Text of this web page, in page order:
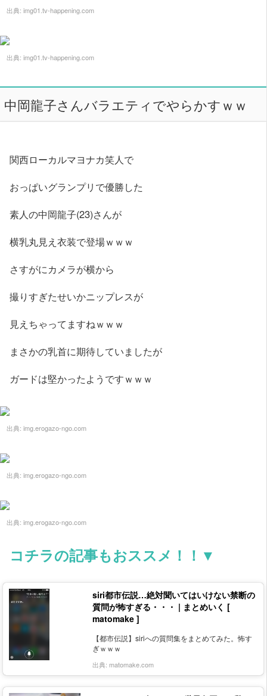
出典: img01.tv-happening.com
出典: img01.tv-happening.com
中岡龍子さんバラエティでやらかすｗｗ
関西ローカルマヨナカ笑人で
おっぱいグランプリで優勝した
素人の中岡龍子(23)さんが
横乳丸見え衣装で登場ｗｗｗ
さすがにカメラが横から
撮りすぎたせいかニップレスが
見えちゃってますねｗｗｗ
まさかの乳首に期待していましたが
ガードは堅かったようですｗｗｗ
出典: img.erogazo-ngo.com
出典: img.erogazo-ngo.com
出典: img.erogazo-ngo.com
コチラの記事もおススメ！！▼
siri都市伝説…絶対聞いてはいけない禁断の
質問が怖すぎる・・・ | まとめいく [
matomake ]
【都市伝説】siriへの質問集をまとめてみた。怖す
ぎｗｗｗ
出典: matomake.com